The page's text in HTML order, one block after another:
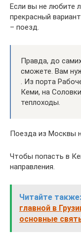
Если вы не любите
прекрасный
– поезд.
Правда, до
сможете. Вам
. Из порта
Кеми, на
теплоходы.
Поезда из Москвы
Чтобы попасть в
направления.
Читайте также:
главной в
основные